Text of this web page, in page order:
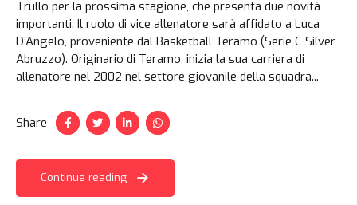
Trullo per la prossima stagione, che presenta due novità
importanti. Il ruolo di vice allenatore sarà affidato a Luca
D’Angelo, proveniente dal Basketball Teramo (Serie C Silver
Abruzzo). Originario di Teramo, inizia la sua carriera di
allenatore nel 2002 nel settore giovanile della squadra...
Share
Continue reading